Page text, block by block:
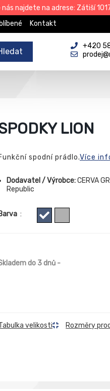
najdete na adrese: Zátiší
Kontakt
+420
LION
spodní prádlo.Více
Dodavatel / Výrobce:CERVA
Republic
:
do 3 dnů -
velikosti Rozměry